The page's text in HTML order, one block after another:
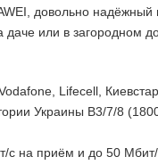
довольно
или в загородном
Lifecell,
Украины B3/7/8
с на приём и до 50 Мбит/